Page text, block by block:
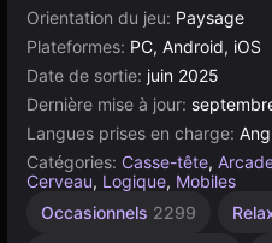
Orientation du jeu: Paysage
Plateformes: PC, Android, iOS
Date de sortie: juin 2025
Dernière mise à jour:
Langues prises en charge:
Catégories: Casse-tête,
Cerveau, Logique, Mobiles
Occasionnels 2299